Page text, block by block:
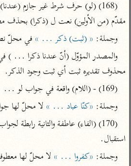
تفسير القرطبي
تفسير البغوي
جمع الأقوال
تفسير ابن الجوزي
تفسير الماوردي
منتقاة
تفسير ابن القيم
تفسير ابن تيمية
تفسير ابن جزي
موسوعات
تفسير الآلوسي
تفسير الرازي
أخرى
أضواء البيان
مقدّم (من الأولين) نعت ل (ذكرا) بحذف
وجملة: « (ثبت) ذكر ... » في محلّ
محذوف تقديره ثبت أي ثبت وجود الذكر.
(169) - (اللام) واقعة في جواب لو ...
وجملة: «كنّا عباد ... » لا محلّ لها
استقبال.
وجملة: «كفروا ... » لا محلّ لها